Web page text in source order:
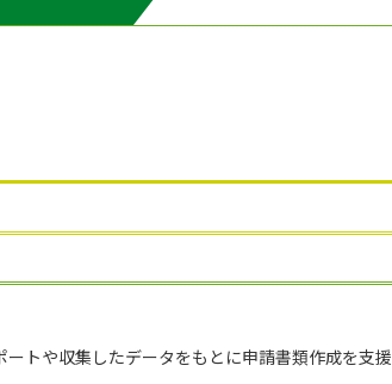
トや収集したデータをもとに申請書類作成を支